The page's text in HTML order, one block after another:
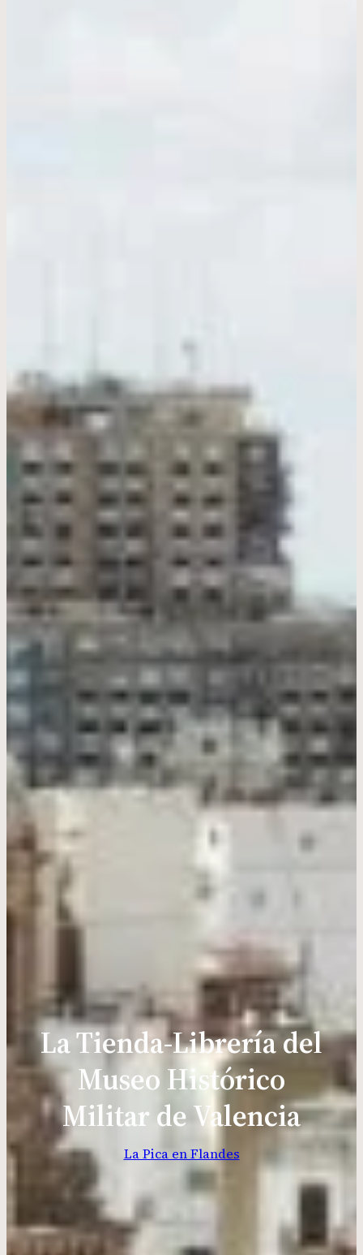
La Tienda-Librería del
Museo Histórico
Militar de Valencia
La Pica en Flandes